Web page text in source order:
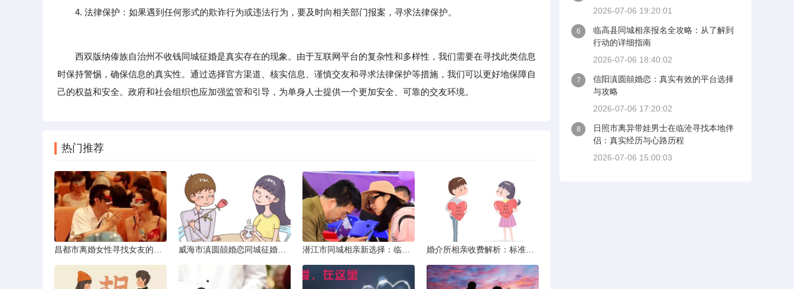
4. 法律保护：如果遇到任何形式的欺诈行为或违法行为，要及时向相关部门报案，寻求法律保护。
西双版纳傣族自治州不收钱同城征婚是真实存在的现象。由于互联网平台的复杂性和多样性，我们需要在寻找此类信息
时保持警惕，确保信息的真实性。通过选择官方渠道、核实信息、谨慎交友和寻求法律保护等措施，我们可以更好地保障自
己的权益和安全。政府和社会组织也应加强监管和引导，为单身人士提供一个更加安全、可靠的交友环境。
热门推荐
2026-07-06 19:20:01
6
临高县同城相亲报名全攻略：从了解到
行动的详细指南
2026-07-06 18:40:02
7
信阳滇圆囍婚恋：真实有效的平台选择
与攻略
2026-07-06 17:20:02
8
日照市离异带娃男士在临沧寻找本地伴
侣：真实经历与心路历程
2026-07-06 15:00:03